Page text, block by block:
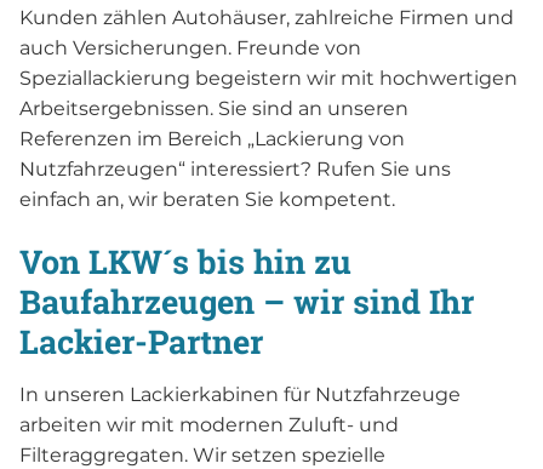
Kunden zählen Autohäuser, zahlreiche Firmen und
auch Versicherungen. Freunde von
Speziallackierung begeistern wir mit hochwertigen
Arbeitsergebnissen. Sie sind an unseren
Referenzen im Bereich „Lackierung von
Nutzfahrzeugen“ interessiert? Rufen Sie uns
einfach an, wir beraten Sie kompetent.
Von LKW´s bis hin zu
Baufahrzeugen – wir sind Ihr
Lackier-Partner
In unseren Lackierkabinen für Nutzfahrzeuge
arbeiten wir mit modernen Zuluft- und
Filteraggregaten. Wir setzen spezielle